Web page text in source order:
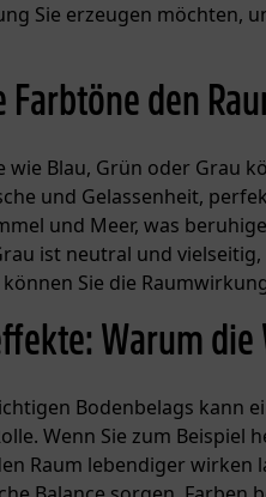
Sie erzeugen möchten,
Farbtöne den
wie Blau, Grün oder Grau
und Gelassenheit,
und Meer, was
ist neutral und
Sie die
Warum
Bodenbelags kann
Wenn Sie zum
Raum lebendiger